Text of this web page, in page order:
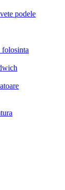
podele
folosinta